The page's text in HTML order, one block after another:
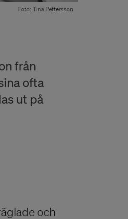
Foto: Tina Pettersson
från
ofta
ut på
och